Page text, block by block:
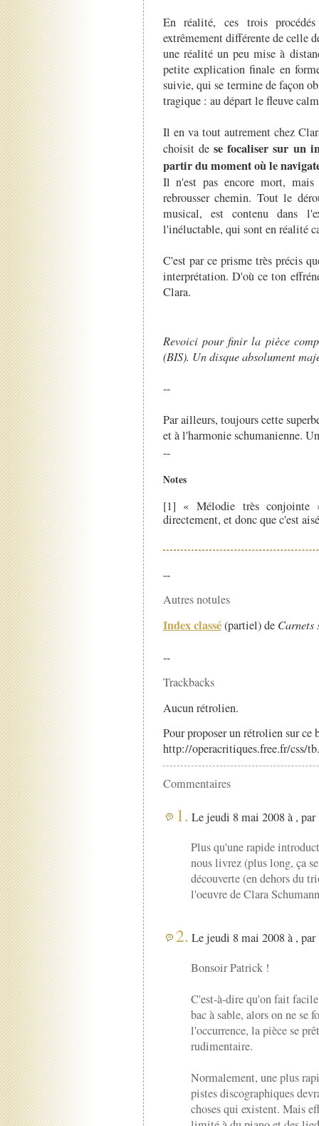
En réalité, ces trois
extrêmement différente de celle
une réalité un peu mise à
petite explication finale en
suivie, qui se termine de façon
tragique : au départ le fleuve
Il en va tout autrement chez
choisit dese focaliser sur un
partir du moment où le
Il n'est pas encore mort,
rebrousser chemin. Tout le
musical, est contenu dans
l'inéluctable, qui sont en réalité
C'est par ce prisme très précis
interprétation. D'où ce ton
Clara.
Revoici pour finir la pièce
(BIS). Un disque absolument
--
Par ailleurs, toujours cette
et à l'harmonie schumanienne.
--
Notes
[1] « Mélodie très conjointe
directement, et donc que c'est
--
Autres notules
Index classé(partiel) de Carnets
--
Trackbacks
Aucun rétrolien.
Pour proposer un rétrolien sur
http://operacritiques.free.fr/css/
Commentaires
1. Le jeudi 8 mai 2008 à , par
Plus qu'une rapide
nous livrez (plus long, ça
découverte (en dehors du
l'oeuvre de Clara
2. Le jeudi 8 mai 2008 à , par
Bonsoir Patrick !
C'est-à-dire qu'on fait
bac à sable, alors on ne se
l'occurrence, la pièce se
rudimentaire.
Normalement, une plus
pistes discographiques
choses qui existent. Mais